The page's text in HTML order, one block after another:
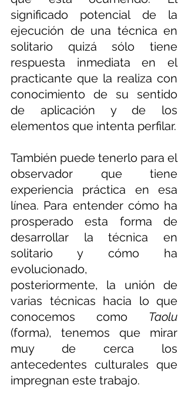
significado potencial de la
ejecución de una técnica en
solitario quizá sólo tiene
respuesta inmediata en el
practicante que la realiza con
conocimiento de su sentido
de aplicación y de los
elementos que intenta perfilar.
También puede tenerlo para el
observador que tiene
experiencia práctica en esa
línea. Para entender cómo ha
prosperado esta forma de
desarrollar la técnica en
solitario y cómo ha
evolucionado,
posteriormente, la unión de
varias técnicas hacia lo que
conocemos como
(forma), tenemos que mirar
muy de cerca los
antecedentes culturales que
impregnan este trabajo.